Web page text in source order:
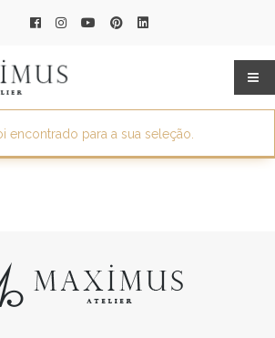
encontrado para a sua seleção.